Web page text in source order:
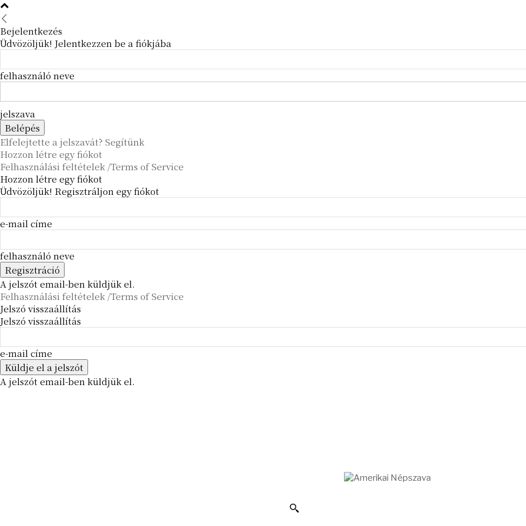
Bejelentkezés
Üdvözöljük! Jelentkezzen be a fiókjába
felhasználó neve
jelszava
Elfelejtette a jelszavát? Segítünk
Hozzon létre egy fiókot
Felhasználási feltételek /Terms of Service
Hozzon létre egy fiókot
Üdvözöljük! Regisztráljon egy fiókot
e-mail címe
felhasználó neve
A jelszót email-ben küldjük el.
Felhasználási feltételek /Terms of Service
Jelszó visszaállítás
Jelszó visszaállítás
e-mail címe
A jelszót email-ben küldjük el.